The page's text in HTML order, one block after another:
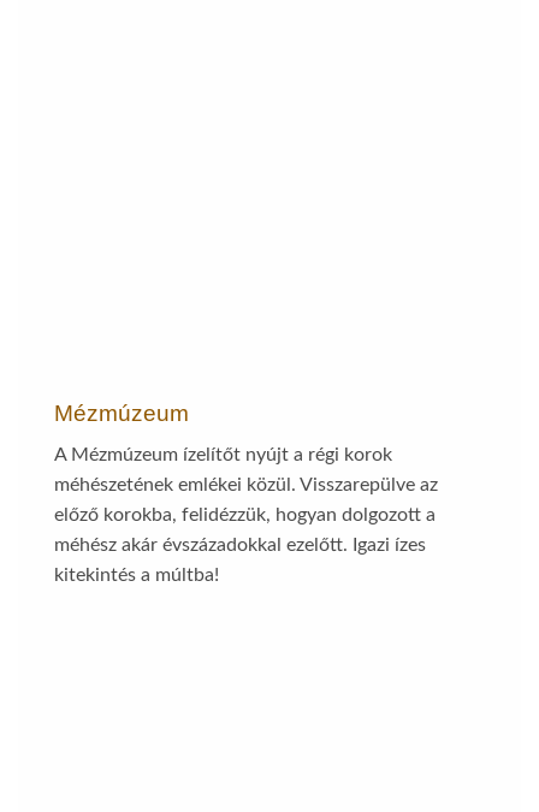
Mézmúzeum
A Mézmúzeum ízelítőt nyújt a régi korok
méhészetének emlékei közül. Visszarepülve az
előző korokba, felidézzük, hogyan dolgozott a
méhész akár évszázadokkal ezelőtt. Igazi ízes
kitekintés a múltba!